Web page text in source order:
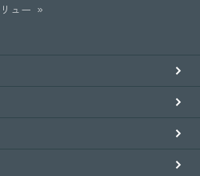
ュー